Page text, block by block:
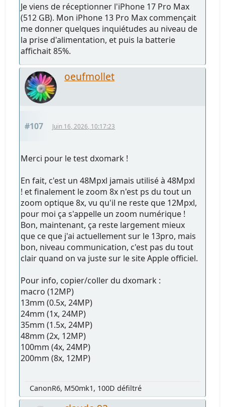
Je viens de réceptionner l'iPhone 17 Pro Max
(512 GB). Mon iPhone 13 Pro Max commençait
me donner quelques inquiétudes au niveau de
la prise d'alimentation, et puis la batterie
affichait 85%.
oeufmollet
#107 Juin 16, 2026, 10:17:23
Merci pour le test dxomark !
En fait, c'est un 48Mpxl jamais utilisé à 48Mpxl
! et finalement le zoom 8x n'est ps du tout un
zoom optique 8x, vu qu'il ne reste que 12Mpxl,
pour moi ça s'appelle un zoom numérique !
Bon, maintenant, ça reste largement mieux
que ce que j'ai actuellement sur le 13pro, mais
bon, niveau communication, c'est pas du tout
clair quand on va juste sur le site Apple officiel.
Pour info, copier/coller du dxomark :
macro (12MP)
13mm (0.5x, 24MP)
24mm (1x, 24MP)
35mm (1.5x, 24MP)
48mm (2x, 12MP)
100mm (4x, 24MP)
200mm (8x, 12MP)
CanonR6, M50mk1, 100D défiltré